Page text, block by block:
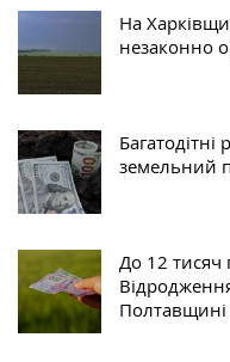
На
незаконно
земельний
До 12 тисяч
Полтавщині